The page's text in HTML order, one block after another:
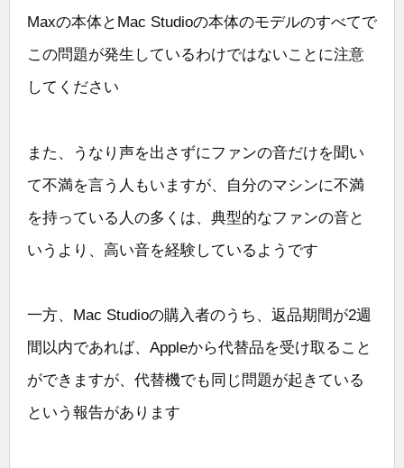
Maxの本体とMac Studioの本体のモデルのすべてで
この問題が発生しているわけではないことに注意
してください
また、うなり声を出さずにファンの音だけを聞い
て不満を言う人もいますが、自分のマシンに不満
を持っている人の多くは、典型的なファンの音と
いうより、高い音を経験しているようです
一方、Mac Studioの購入者のうち、返品期間が2週
間以内であれば、Appleから代替品を受け取ること
ができますが、代替機でも同じ問題が起きている
という報告があります